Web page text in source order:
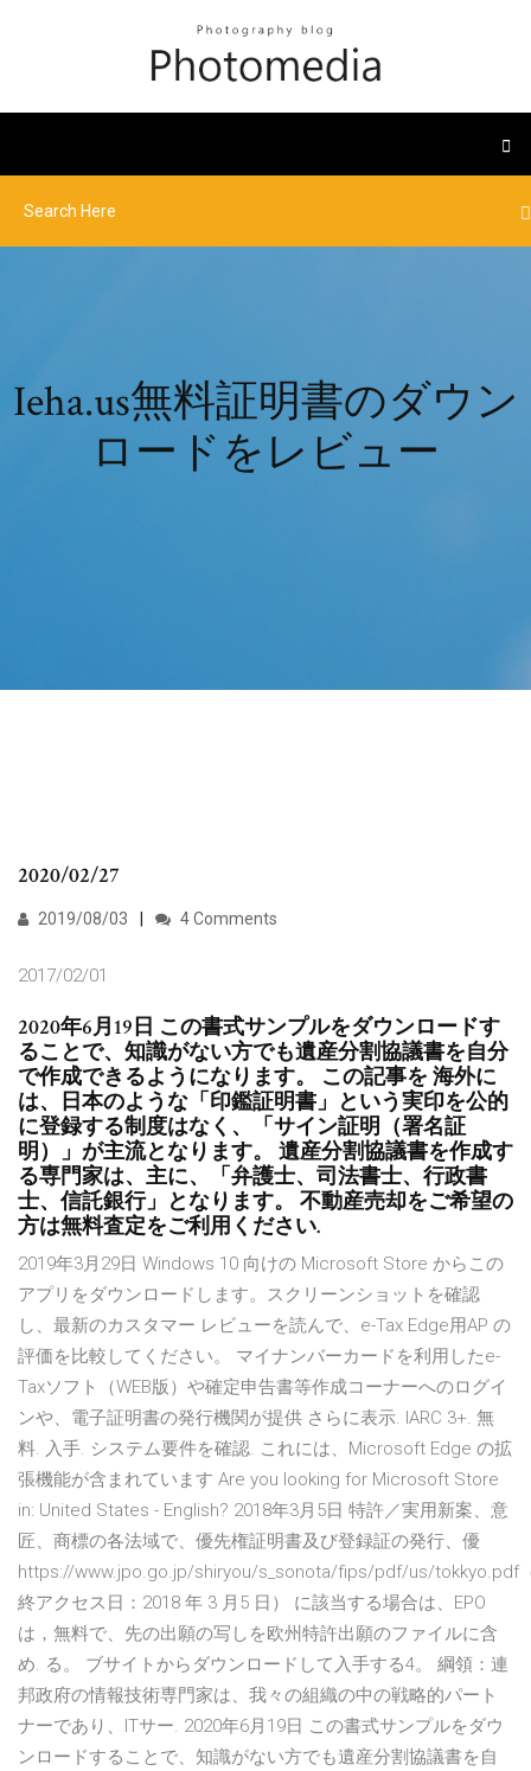
Ieha.us無料証明書のダウン
ロードをレビュー
2020/02/27
2019/08/03 4 Comments
2017/02/01
2020年6月19日 この書式サンプルをダウンロードす
ることで、知識がない方でも遺産分割協議書を自分
で作成できるようになります。 この記事を 海外に
は、日本のような「印鑑証明書」という実印を公的
に登録する制度はなく、「サイン証明（署名証
明）」が主流となります。 遺産分割協議書を作成す
る専門家は、主に、「弁護士、司法書士、行政書
士、信託銀行」となります。 不動産売却をご希望の
方は無料査定をご利用ください.
2019年3月29日 Windows 10 向けの Microsoft Store からこの
アプリをダウンロードします。スクリーンショットを確認
し、最新のカスタマー レビューを読んで、e-Tax Edge用AP の
評価を比較してください。 マイナンバーカードを利用したe-
Taxソフト（WEB版）や確定申告書等作成コーナーへのログイ
ンや、電子証明書の発行機関が提供 さらに表示. IARC 3+. 無
料. 入手. システム要件を確認. これには、Microsoft Edge の拡
張機能が含まれています Are you looking for Microsoft Store
in: United States - English? 2018年3月5日 特許／実用新案、意
匠、商標の各法域で、優先権証明書及び登録証の発行、優
https://www.jpo.go.jp/shiryou/s_sonota/fips/pdf/us/tokkyo.pdf
終アクセス日：2018 年 3 月5 日） に該当する場合は、EPO
は，無料で、先の出願の写しを欧州特許出願のファイルに含
め. る。 ブサイトからダウンロードして入手する4。 綱領：連
邦政府の情報技術専門家は、我々の組織の中の戦略的パート
ナーであり、ITサー. 2020年6月19日 この書式サンプルをダウ
ンロードすることで、知識がない方でも遺産分割協議書を自